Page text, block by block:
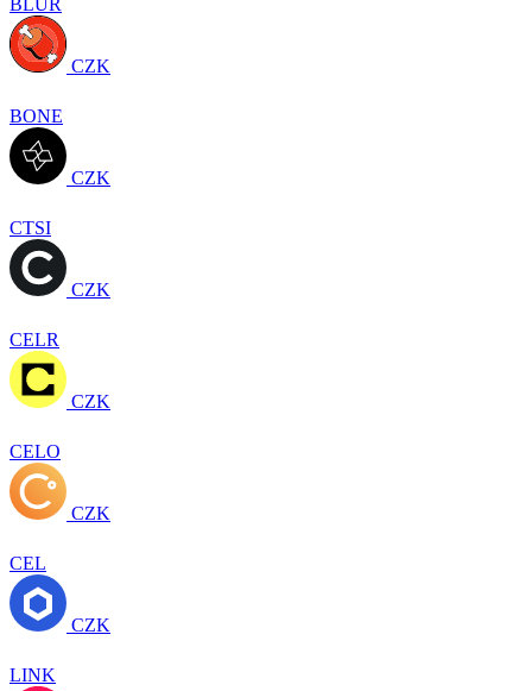
CZK
BONE
CZK
CTSI
CZK
CELR
CZK
CELO
CZK
CEL
CZK
LINK